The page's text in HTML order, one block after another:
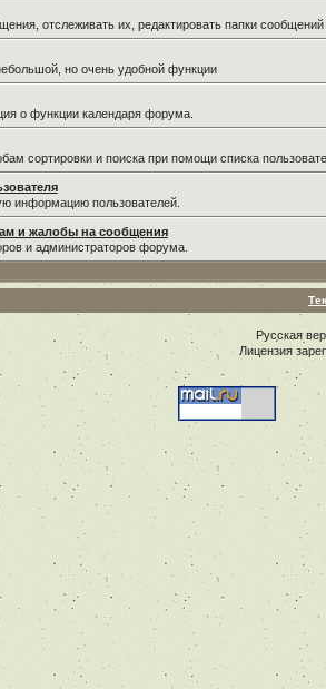
отслеживать их, редактировать папки
но очень удобной функции
о функции календаря форума.
сортировки и поиска при помощи списка
информацию пользователей.
и жалобы на сообщения
и администраторов форума.
Русская
Лицензия